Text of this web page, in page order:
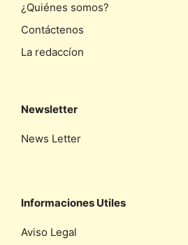
¿Quiénes somos?
Contáctenos
La redaccíon
Newsletter
News Letter
Informaciones Utiles
Aviso Legal